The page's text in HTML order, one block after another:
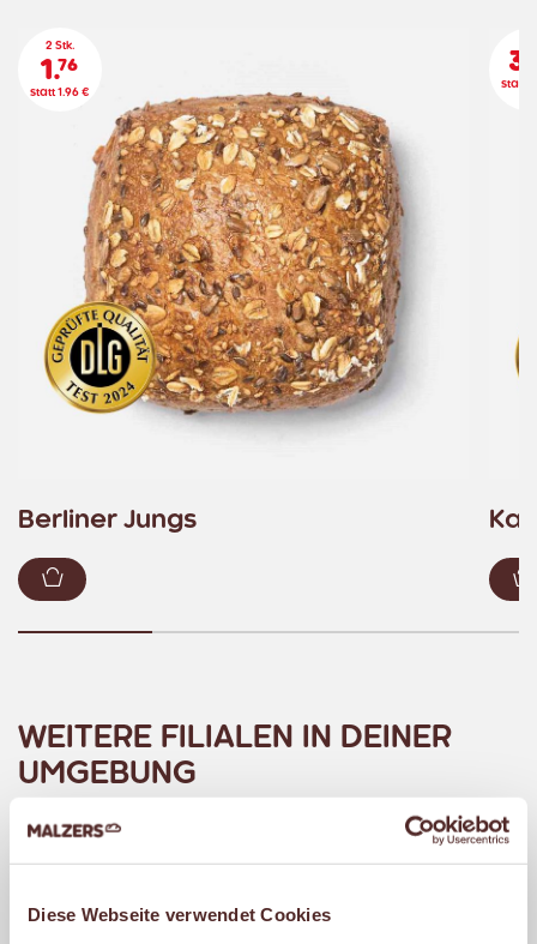
Diese Webseite verwendet Cookies
2 Stk.
1.76
statt 1.96 €
Berliner Jungs
Zum Warenkorb hinzufügen
3.
statt
WEITERE FILIALEN IN DEINER
UMGEBUNG
MALZERS BACKSTUBE IM
REWE AHLMANN